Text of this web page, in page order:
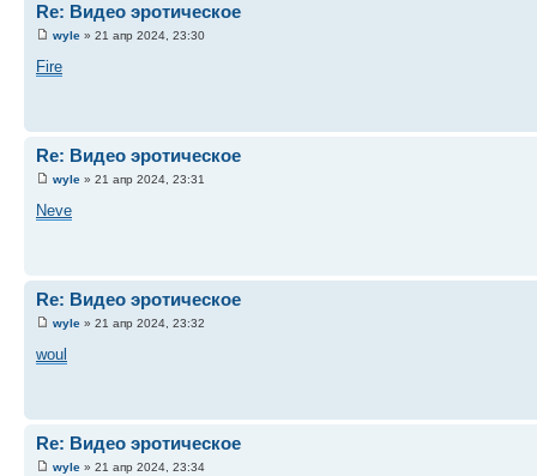
Re: Видео эротическое
wyle » 21 апр 2024, 23:30
Fire
Re: Видео эротическое
wyle » 21 апр 2024, 23:31
Neve
Re: Видео эротическое
wyle » 21 апр 2024, 23:32
woul
Re: Видео эротическое
wyle » 21 апр 2024, 23:34